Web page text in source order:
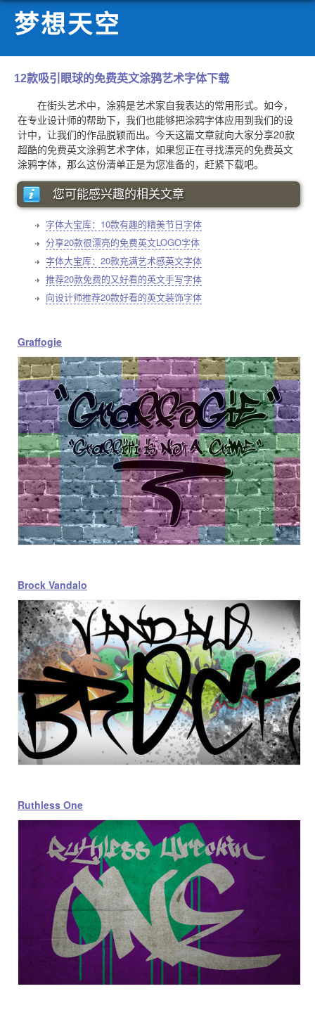
梦想天空
12款吸引眼球的免费英文涂鸦艺术字体下载
在街头艺术中，涂鸦是艺术家自我表达的常用形式。如今，
在专业设计师的帮助下，我们也能够把涂鸦字体应用到我们的设
计中，让我们的作品脱颖而出。今天这篇文章就向大家分享20款
超酷的免费英文涂鸦艺术字体，如果您正在寻找漂亮的免费英文
涂鸦字体，那么这份清单正是为您准备的，赶紧下载吧。
您可能感兴趣的相关文章
字体大宝库：10款有趣的精美节日字体
分享20款很漂亮的免费英文LOGO字体
字体大宝库：20款充满艺术感英文字体
推荐20款免费的又好看的英文手写字体
向设计师推荐20款好看的英文装饰字体
Graffogie
Brock Vandalo
Ruthless One